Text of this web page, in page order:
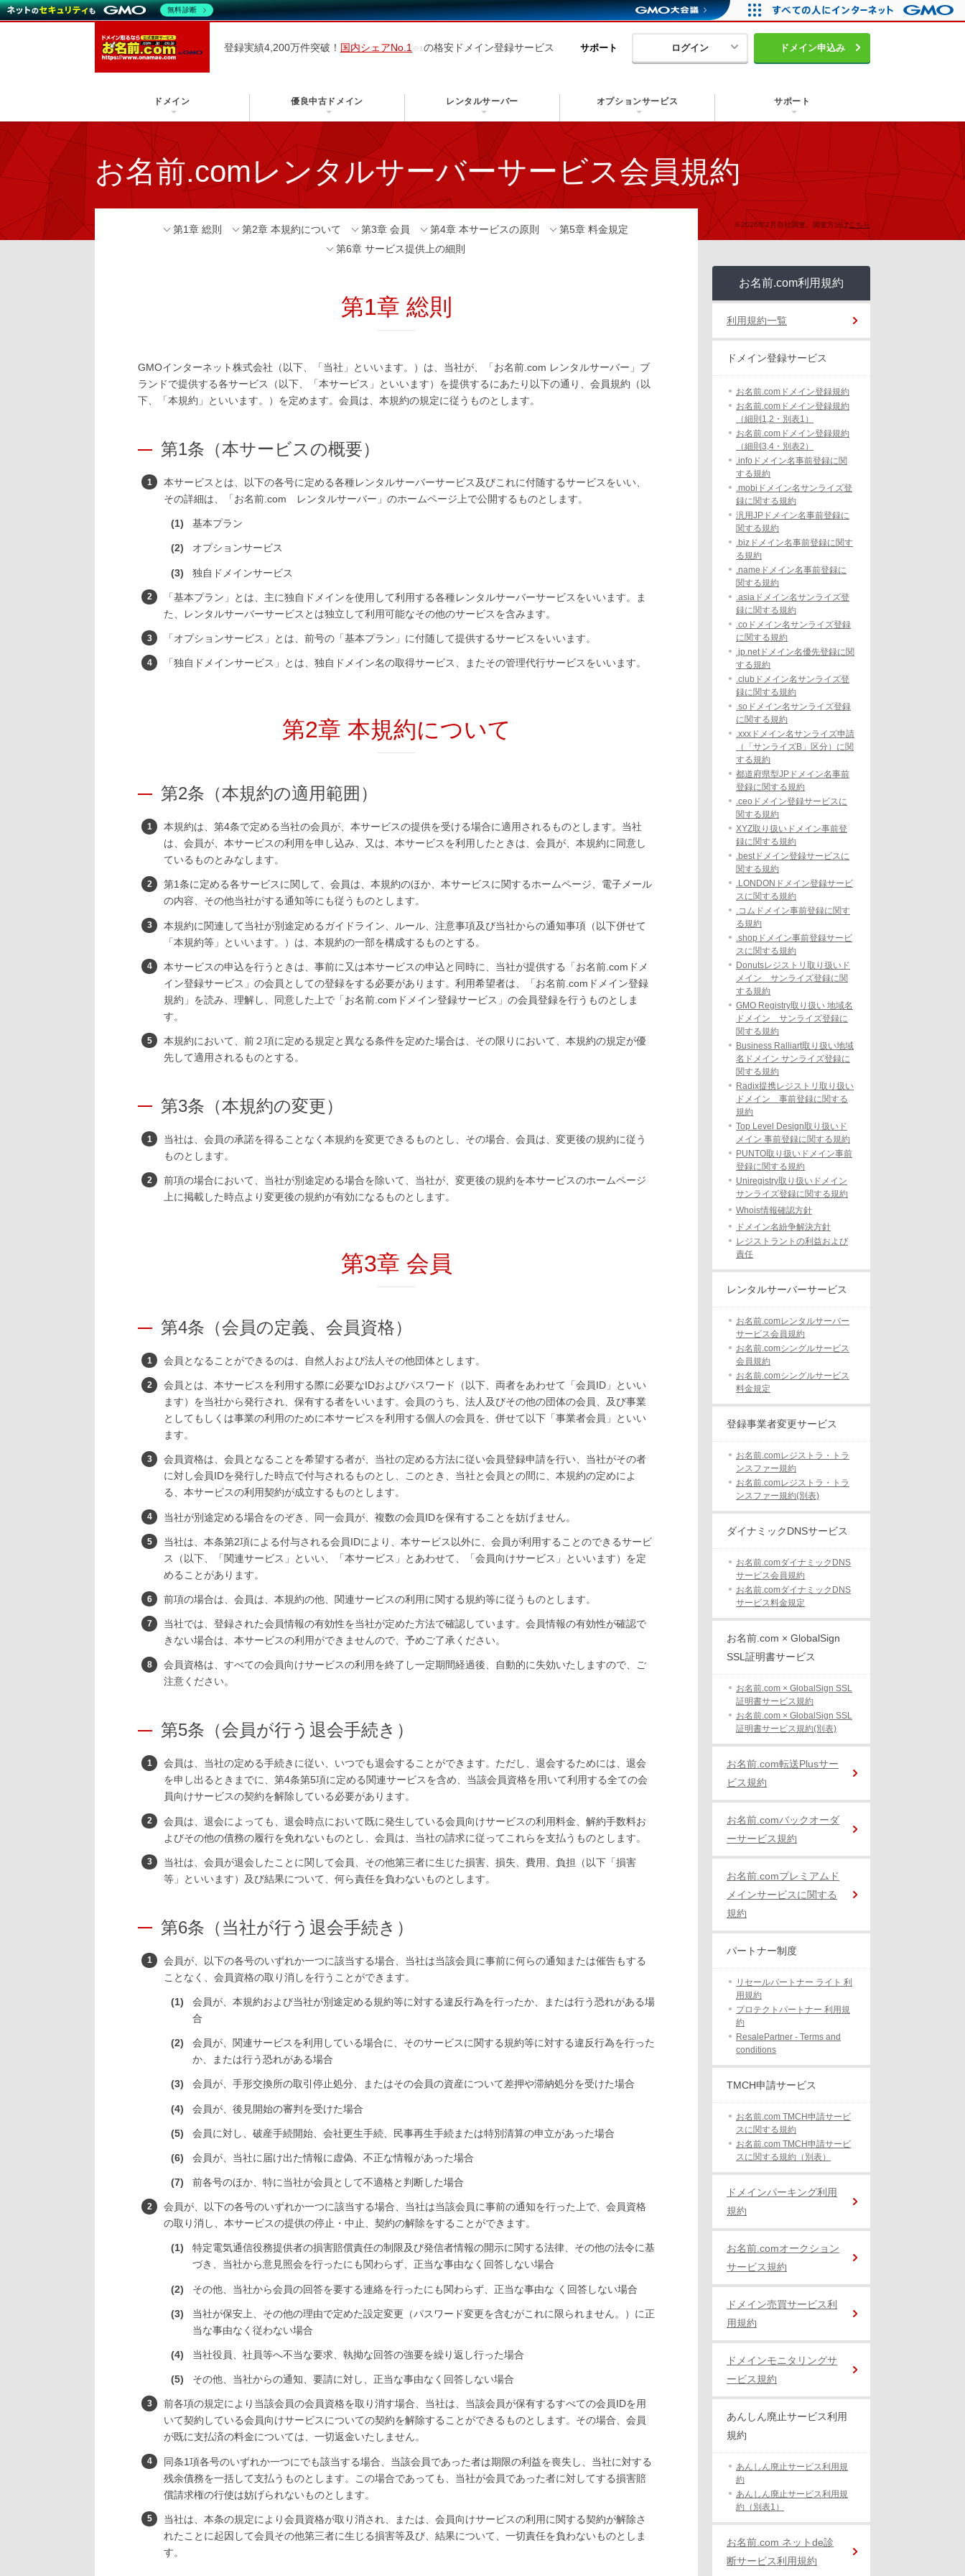
登録実績4,200万件突破！ 国内シェアNo.1 の格安ドメイン登録サービス サポート ログイン ドメイン申込み
ドメイン 優良中古ドメイン レンタルサーバー オプションサービス サポート
お名前.comレンタルサーバーサービス会員規約
※2026年2月自社調査。調査方法はこちら
第1章 総則 第2章 本規約について 第3章 会員 第4章 本サービスの原則
第5章 料金規定
第6章 サービス提供上の細則
第1章 総則
GMOインターネット株式会社（以下、「当社」といいます。）は、当社が、「お名前.com レンタルサーバー」ブ
ランドで提供する各サービス（以下、「本サービス」といいます）を提供するにあたり以下の通り、会員規約（以
下、「本規約」といいます。）を定めます。会員は、本規約の規定に従うものとします。
第1条（本サービスの概要）
本サービスとは、以下の各号に定める各種レンタルサーバーサービス及びこれに付随するサービスをいい、
その詳細は、「お名前.com レンタルサーバー」のホームページ上で公開するものとします。
基本プラン
オプションサービス
独自ドメインサービス
「基本プラン」とは、主に独自ドメインを使用して利用する各種レンタルサーバーサービスをいいます。ま
た、レンタルサーバーサービスとは独立して利用可能なその他のサービスを含みます。
「オプションサービス」とは、前号の「基本プラン」に付随して提供するサービスをいいます。
「独自ドメインサービス」とは、独自ドメイン名の取得サービス、またその管理代行サービスをいいます。
第2章 本規約について
第2条（本規約の適用範囲）
本規約は、第4条で定める当社の会員が、本サービスの提供を受ける場合に適用されるものとします。当社
は、会員が、本サービスの利用を申し込み、又は、本サービスを利用したときは、会員が、本規約に同意し
ているものとみなします。
第1条に定める各サービスに関して、会員は、本規約のほか、本サービスに関するホームページ、電子メール
の内容、その他当社がする通知等にも従うものとします。
本規約に関連して当社が別途定めるガイドライン、ルール、注意事項及び当社からの通知事項（以下併せて
「本規約等」といいます。）は、本規約の一部を構成するものとする。
本サービスの申込を行うときは、事前に又は本サービスの申込と同時に、当社が提供する「お名前.comドメ
イン登録サービス」の会員としての登録をする必要があります。利用希望者は、「お名前.comドメイン登録
規約」を読み、理解し、同意した上で「お名前.comドメイン登録サービス」の会員登録を行うものとしま
す。
本規約において、前２項に定める規定と異なる条件を定めた場合は、その限りにおいて、本規約の規定が優
先して適用されるものとする。
第3条（本規約の変更）
当社は、会員の承諾を得ることなく本規約を変更できるものとし、その場合、会員は、変更後の規約に従う
ものとします。
前項の場合において、当社が別途定める場合を除いて、当社が、変更後の規約を本サービスのホームページ
上に掲載した時点より変更後の規約が有効になるものとします。
第3章 会員
第4条（会員の定義、会員資格）
会員となることができるのは、自然人および法人その他団体とします。
会員とは、本サービスを利用する際に必要なIDおよびパスワード（以下、両者をあわせて「会員ID」といい
ます）を当社から発行され、保有する者をいいます。会員のうち、法人及びその他の団体の会員、及び事業
としてもしくは事業の利用のために本サービスを利用する個人の会員を、併せて以下「事業者会員」といい
ます。
会員資格は、会員となることを希望する者が、当社の定める方法に従い会員登録申請を行い、当社がその者
に対し会員IDを発行した時点で付与されるものとし、このとき、当社と会員との間に、本規約の定めによ
る、本サービスの利用契約が成立するものとします。
当社が別途定める場合をのぞき、同一会員が、複数の会員IDを保有することを妨げません。
当社は、本条第2項による付与される会員IDにより、本サービス以外に、会員が利用することのできるサービ
ス（以下、「関連サービス」といい、「本サービス」とあわせて、「会員向けサービス」といいます）を定
めることがあります。
前項の場合は、会員は、本規約の他、関連サービスの利用に関する規約等に従うものとします。
当社では、登録された会員情報の有効性を当社が定めた方法で確認しています。会員情報の有効性が確認で
きない場合は、本サービスの利用ができませんので、予めご了承ください。
会員資格は、すべての会員向けサービスの利用を終了し一定期間経過後、自動的に失効いたしますので、ご
注意ください。
第5条（会員が行う退会手続き）
会員は、当社の定める手続きに従い、いつでも退会することができます。ただし、退会するためには、退会
を申し出るときまでに、第4条第5項に定める関連サービスを含め、当該会員資格を用いて利用する全ての会
員向けサービスの契約を解除している必要があります。
会員は、退会によっても、退会時点において既に発生している会員向けサービスの利用料金、解約手数料お
よびその他の債務の履行を免れないものとし、会員は、当社の請求に従ってこれらを支払うものとします。
当社は、会員が退会したことに関して会員、その他第三者に生じた損害、損失、費用、負担（以下「損害
等」といいます）及び結果について、何ら責任を負わないものとします。
第6条（当社が行う退会手続き）
会員が、以下の各号のいずれか一つに該当する場合、当社は当該会員に事前に何らの通知または催告もする
ことなく、会員資格の取り消しを行うことができます。
会員が、本規約および当社が別途定める規約等に対する違反行為を行ったか、または行う恐れがある場
合
会員が、関連サービスを利用している場合に、そのサービスに関する規約等に対する違反行為を行った
か、または行う恐れがある場合
会員が、手形交換所の取引停止処分、またはその会員の資産について差押や滞納処分を受けた場合
会員が、後見開始の審判を受けた場合
会員に対し、破産手続開始、会社更生手続、民事再生手続または特別清算の申立があった場合
会員が、当社に届け出た情報に虚偽、不正な情報があった場合
前各号のほか、特に当社が会員として不適格と判断した場合
会員が、以下の各号のいずれか一つに該当する場合、当社は当該会員に事前の通知を行った上で、会員資格
の取り消し、本サービスの提供の停止・中止、契約の解除をすることができます。
特定電気通信役務提供者の損害賠償責任の制限及び発信者情報の開示に関する法律、その他の法令に基
づき、当社から意見照会を行ったにも関わらず、正当な事由なく回答しない場合
その他、当社から会員の回答を要する連絡を行ったにも関わらず、正当な事由な く回答しない場合
当社が保安上、その他の理由で定めた設定変更（パスワード変更を含むがこれに限られません。）に正
当な事由なく従わない場合
当社役員、社員等へ不当な要求、執拗な回答の強要を繰り返し行った場合
その他、当社からの通知、要請に対し、正当な事由なく回答しない場合
前各項の規定により当該会員の会員資格を取り消す場合、当社は、当該会員が保有するすべての会員IDを用
いて契約している会員向けサービスについての契約を解除することができるものとします。その場合、会員
が既に支払済の料金については、一切返金いたしません。
同条1項各号のいずれか一つにでも該当する場合、当該会員であった者は期限の利益を喪失し、当社に対する
残余債務を一括して支払うものとします。この場合であっても、当社が会員であった者に対してする損害賠
償請求権の行使は妨げられないものとします。
当社は、本条の規定により会員資格が取り消され、または、会員向けサービスの利用に関する契約が解除さ
れたことに起因して会員その他第三者に生じる損害等及び、結果について、一切責任を負わないものとしま
す。
お名前.com利用規約
利用規約一覧
ドメイン登録サービス
お名前.comドメイン登録規約
お名前.comドメイン登録規約
（細則1,2・別表1）
お名前.comドメイン登録規約
（細則3,4・別表2）
.infoドメイン名事前登録に関
する規約
.mobiドメイン名サンライズ登
録に関する規約
汎用JPドメイン名事前登録に
関する規約
.bizドメイン名事前登録に関す
る規約
.nameドメイン名事前登録に
関する規約
.asiaドメイン名サンライズ登
録に関する規約
.coドメイン名サンライズ登録
に関する規約
.jp.netドメイン名優先登録に関
する規約
.clubドメイン名サンライズ登
録に関する規約
.soドメイン名サンライズ登録
に関する規約
.xxxドメイン名サンライズ申請
（「サンライズB」区分）に関
する規約
都道府県型JPドメイン名事前
登録に関する規約
.ceoドメイン登録サービスに
関する規約
XYZ取り扱いドメイン事前登
録に関する規約
.bestドメイン登録サービスに
関する規約
.LONDONドメイン登録サービ
スに関する規約
.コムドメイン事前登録に関す
る規約
.shopドメイン事前登録サービ
スに関する規約
Donutsレジストリ取り扱いド
メイン サンライズ登録に関
する規約
GMO Registry取り扱い 地域名
ドメイン サンライズ登録に
関する規約
Business Ralliart取り扱い地域
名ドメイン サンライズ登録に
関する規約
Radix提携レジストリ取り扱い
ドメイン 事前登録に関する
規約
Top Level Design取り扱いド
メイン 事前登録に関する規約
PUNTO取り扱いドメイン事前
登録に関する規約
Uniregistry取り扱いドメイン
サンライズ登録に関する規約
Whois情報確認方針
ドメイン名紛争解決方針
レジストラントの利益および
責任
レンタルサーバーサービス
お名前.comレンタルサーバー
サービス会員規約
お名前.comシングルサービス
会員規約
お名前.comシングルサービス
料金規定
登録事業者変更サービス
お名前.comレジストラ・トラ
ンスファー規約
お名前.comレジストラ・トラ
ンスファー規約(別表)
ダイナミックDNSサービス
お名前.comダイナミックDNS
サービス会員規約
お名前.comダイナミックDNS
サービス料金規定
お名前.com × GlobalSign
SSL証明書サービス
お名前.com × GlobalSign SSL
証明書サービス規約
お名前.com × GlobalSign SSL
証明書サービス規約(別表)
お名前.com転送Plusサー
ビス規約
お名前.comバックオーダ
ーサービス規約
お名前.comプレミアムド
メインサービスに関する
規約
パートナー制度
リセールパートナー ライト 利
用規約
プロテクトパートナー 利用規
約
ResalePartner - Terms and
conditions
TMCH申請サービス
お名前.com TMCH申請サービ
スに関する規約
お名前.com TMCH申請サービ
スに関する規約（別表）
ドメインパーキング利用
規約
お名前.comオークション
サービス規約
ドメイン売買サービス利
用規約
ドメインモニタリングサ
ービス規約
あんしん廃止サービス利用
規約
あんしん廃止サービス利用規
約
あんしん廃止サービス利用規
約（別表1）
お名前.com ネットde診
断サービス利用規約
無料診断